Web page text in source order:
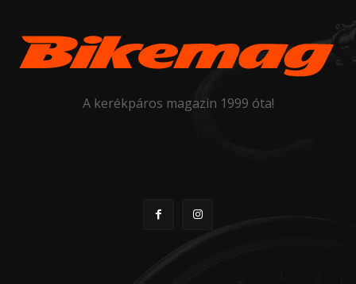
A kerékpáros magazin 1999 óta!